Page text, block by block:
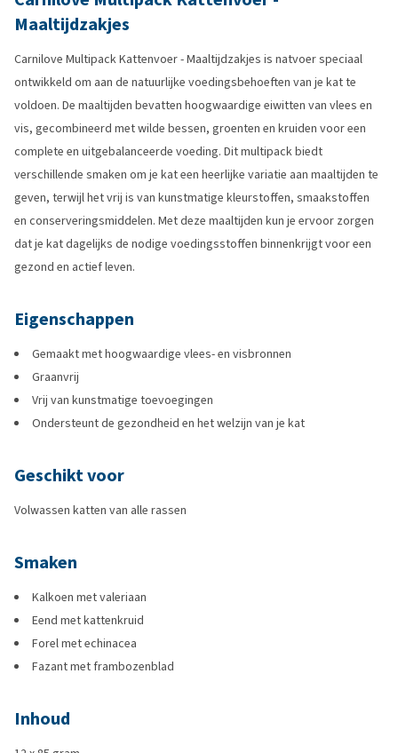
Maaltijdzakjes
Carnilove Multipack Kattenvoer - Maaltijdzakjes is natvoer speciaal
ontwikkeld om aan de natuurlijke voedingsbehoeften van je kat te
voldoen. De maaltijden bevatten hoogwaardige eiwitten van vlees en
vis, gecombineerd met wilde bessen, groenten en kruiden voor een
complete en uitgebalanceerde voeding. Dit multipack biedt
verschillende smaken om je kat een heerlijke variatie aan maaltijden te
geven, terwijl het vrij is van kunstmatige kleurstoffen, smaakstoffen
en conserveringsmiddelen. Met deze maaltijden kun je ervoor zorgen
dat je kat dagelijks de nodige voedingsstoffen binnenkrijgt voor een
gezond en actief leven.
Eigenschappen
Gemaakt met hoogwaardige vlees- en visbronnen
Graanvrij
Vrij van kunstmatige toevoegingen
Ondersteunt de gezondheid en het welzijn van je kat
Geschikt voor
Volwassen katten van alle rassen
Smaken
Kalkoen met valeriaan
Eend met kattenkruid
Forel met echinacea
Fazant met frambozenblad
Inhoud